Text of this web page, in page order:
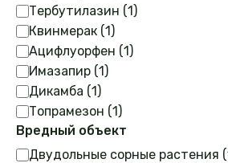
Тербутилазин (1)
Квинмерак (1)
Ацифлуорфен (1)
Имазапир (1)
Дикамба (1)
Топрамезон (1)
Вредный объект
Вредоносные
Двудольные сорные растения (